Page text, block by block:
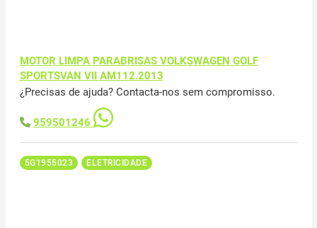
MOTOR LIMPA PARABRISAS VOLKSWAGEN GOLF
SPORTSVAN VII AM112.2013
¿Precisas de ajuda? Contacta-nos sem compromisso.
959501246
5G1955023 ELETRICIDADE